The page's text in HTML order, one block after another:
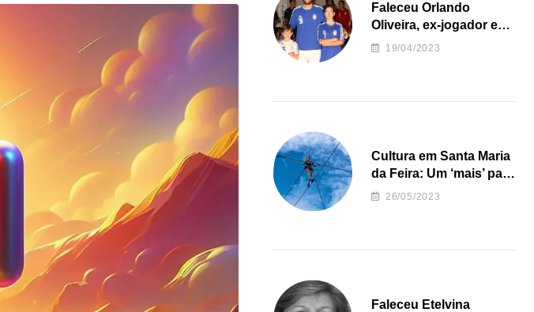
Faleceu Orlando
Oliveira, ex-jogador e
treinador da formação
19/04/2023
Cultura em Santa Maria
da Feira: Um ‘mais’ para
o Concelho
26/05/2023
Faleceu Etelvina